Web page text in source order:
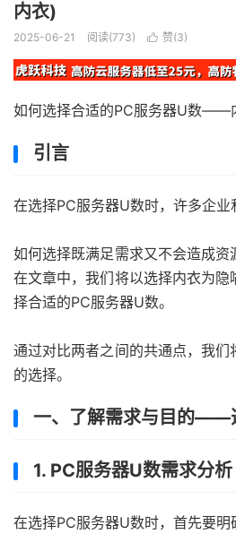
内衣)
2025-06-21 阅读(773)  赞(3)
如何选择合适的PC服务器U数——
引言
在选择PC服务器U数时，许多企业
如何选择既满足需求又不会造成资
在文章中，我们将以选择内衣为
择合适的PC服务器U数。
通过对比两者之间的共通点，我们
的选择。
一、了解需求与目的——
1. PC服务器U数需求分析
在选择PC服务器U数时，首先要明